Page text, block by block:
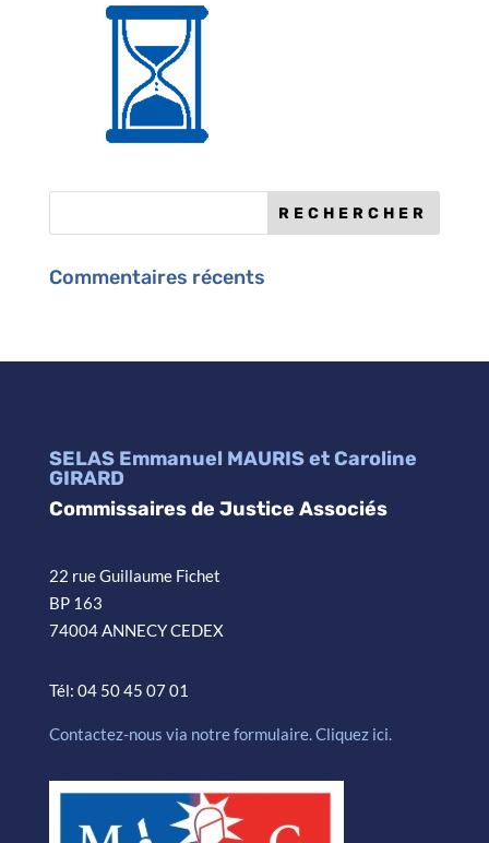
Commentaires récents
SELAS Emmanuel MAURIS et Caroline
GIRARD
Commissaires de Justice Associés
22 rue Guillaume Fichet
BP 163
74004 ANNECY CEDEX
Tél: 04 50 45 07 01
Contactez-nous via notre formulaire. Cliquez ici.